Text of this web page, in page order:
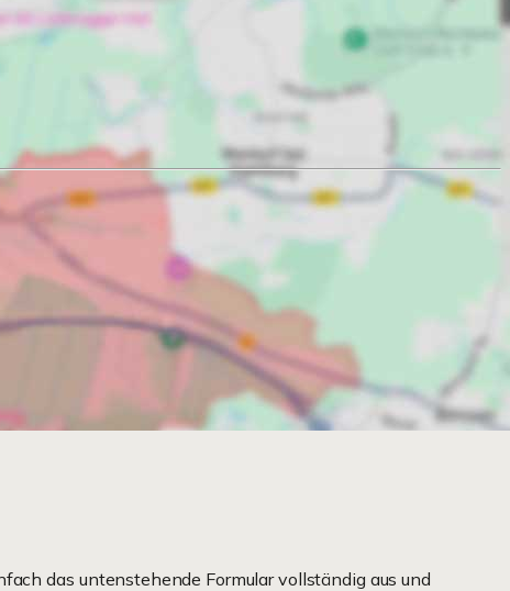
das untenstehende Formular vollständig aus und